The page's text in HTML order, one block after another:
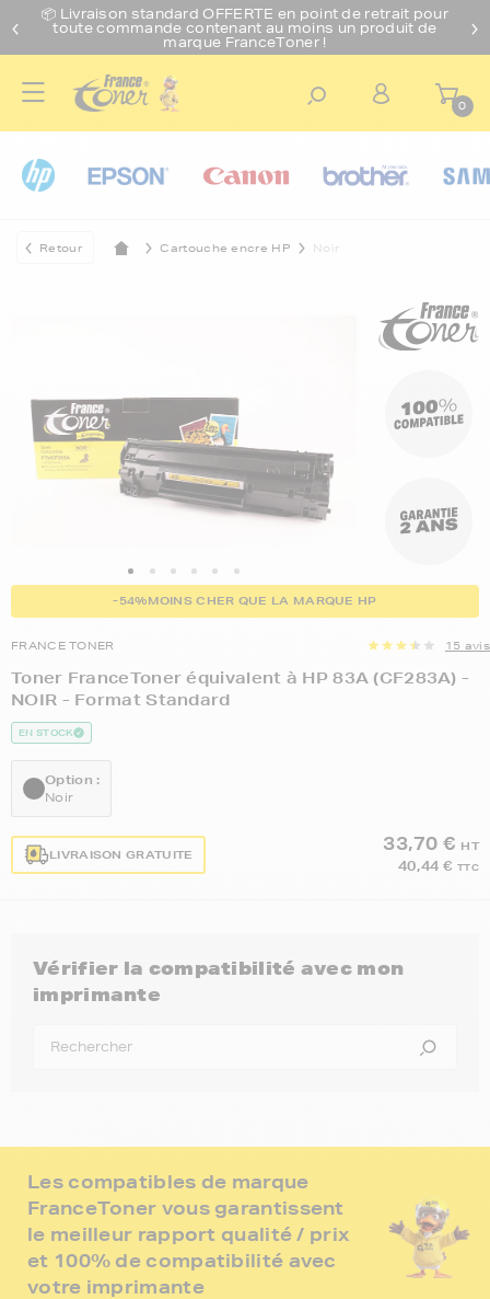
📦 Livraison standard OFFERTE en point de retrait pour
toute commande contenant au moins un produit de
marque FranceToner !
0
Retour Cartouche encre HP Noir
Les compatibles de marque
FranceToner vous garantissent
le meilleur rapport qualité / prix
et 100% de compatibilité avec
votre imprimante
-54%MOINS CHER QUE LA MARQUE HP
FRANCE TONER 15 avis
Toner FranceToner équivalent à HP 83A (CF283A) -
NOIR - Format Standard
EN STOCK
Option :
Noir
LIVRAISON GRATUITE
33,70 € HT
40,44 € TTC
Vérifier la compatibilité avec mon
imprimante